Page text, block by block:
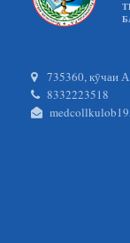
735360, кӯчаи
8332223518